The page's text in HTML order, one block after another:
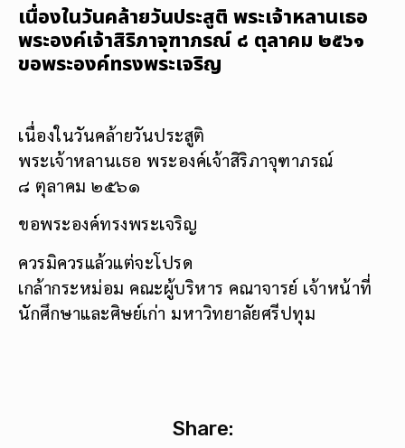
เนื่องในวันคล้ายวันประสูติ พระเจ้าหลานเธอ
พระองค์เจ้าสิริภาจุฑาภรณ์ ๘ ตุลาคม ๒๕๖๑
ขอพระองค์ทรงพระเจริญ
เนื่องในวันคล้ายวันประสูติ
พระเจ้าหลานเธอ พระองค์เจ้าสิริภาจุฑาภรณ์
๘ ตุลาคม ๒๕๖๑
ขอพระองค์ทรงพระเจริญ
ควรมิควรแล้วแต่จะโปรด
เกล้ากระหม่อม คณะผู้บริหาร คณาจารย์ เจ้าหน้าที่
นักศึกษาและศิษย์เก่า มหาวิทยาลัยศรีปทุม
Share: